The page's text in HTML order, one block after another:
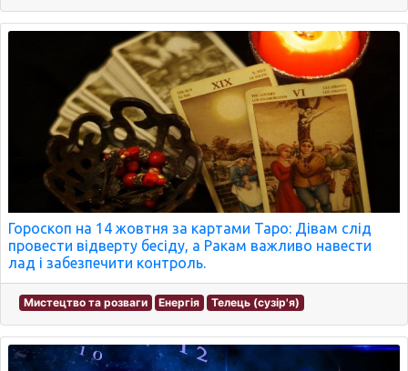
Гороскоп на 14 жовтня за картами Таро: Дівам слід
провести відверту бесіду, а Ракам важливо навести
лад і забезпечити контроль.
Мистецтво та розваги Енергія Телець (сузір'я)